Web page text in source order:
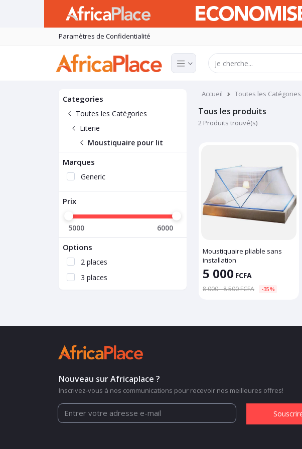
Paramètres de Confidentialité
Categories
Toutes les Catégories
Literie
Moustiquaire pour lit
Marques
Generic
Prix
5000 6000
Options
2 places
3 places
Accueil Toutes les Catégories
Tous les produits
2 Produits trouvé(s)
Moustiquaire pliable sans
installation
5 000 FCFA
8 000 - 8 500 FCFA -35%
Nouveau sur Africaplace ?
Inscrivez-vous à nos communications pour recevoir nos meilleures offres!